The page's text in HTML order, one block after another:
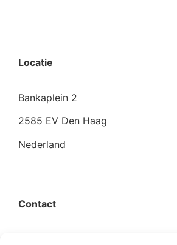
Locatie
Bankaplein 2
2585 EV Den Haag
Nederland
Contact